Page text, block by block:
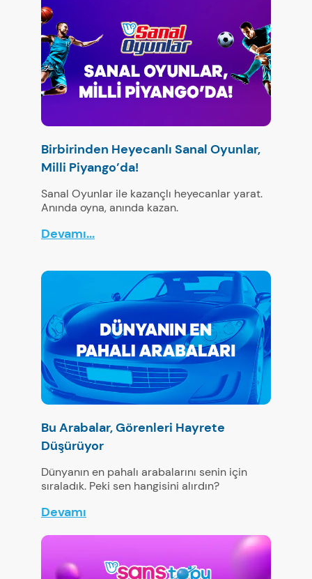
Birbirinden Heyecanlı Sanal Oyunlar,
Milli Piyango’da!
Sanal Oyunlar ile kazançlı heyecanlar yarat.
Anında oyna, anında kazan.
Devamı...
Bu Arabalar, Görenleri Hayrete
Düşürüyor
Dünyanın en pahalı arabalarını senin için
sıraladık. Peki sen hangisini alırdın?
Devamı